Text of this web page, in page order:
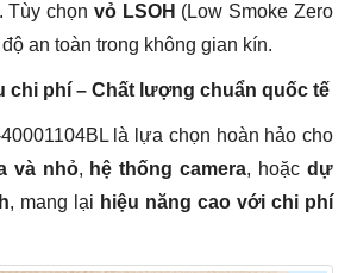
Tùy chọn vỏ LSOH (Low Smoke Zero
an toàn trong không gian kín.
chi phí – Chất lượng chuẩn quốc tế
là lựa chọn hoàn hảo cho
và nhỏ, hệ thống camera, hoặcdự
, mang lại hiệu năng cao với chi phí